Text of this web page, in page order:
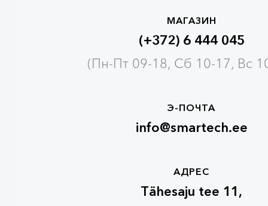
МАГАЗИН
(+372) 6 444 045
(Пн-Пт 09-18, Сб 10-17, Вс
Э-ПОЧТА
info@smartech.ee
АДРЕС
Tähesaju tee 11,